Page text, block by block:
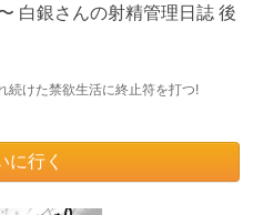
白銀さんの射精管理日誌 後
続けた禁欲生活に終止符を打つ!
に行く